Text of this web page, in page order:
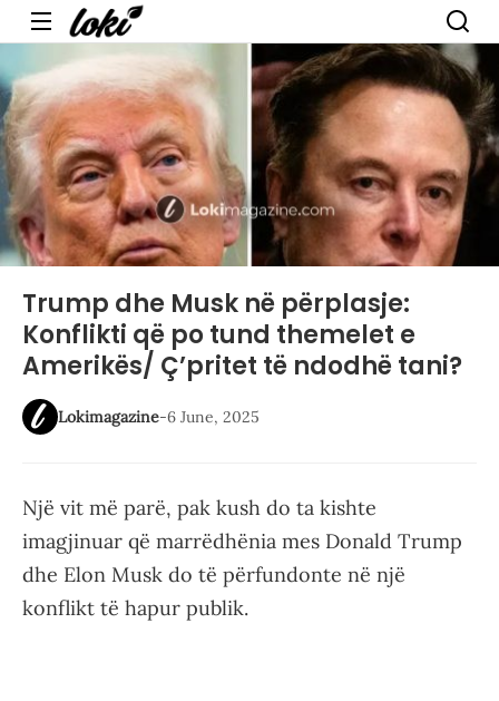
Menu
Trump dhe Musk në përplasje:
Konflikti që po tund themelet e
Amerikës/ Ç’pritet të ndodhë tani?
Lokimagazine-6 June, 2025
Një vit më parë, pak kush do ta kishte
imagjinuar që marrëdhënia mes Donald Trump
dhe Elon Musk do të përfundonte në një
konflikt të hapur publik.